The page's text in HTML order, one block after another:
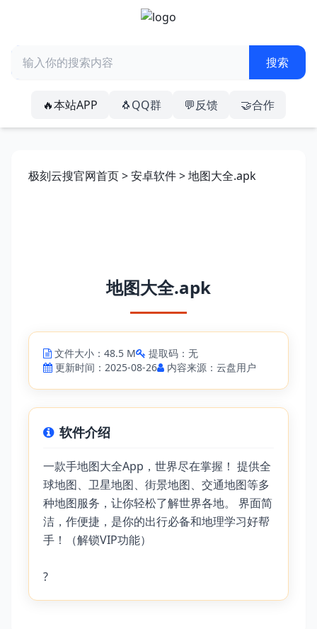
🔥本站APP 🐧QQ群 💬反馈 🤝合作
极刻云搜官网首页>安卓软件> 地图大全.apk
地图大全.apk
文件大小：48.5 M
提取码：无
更新时间：2025-08-26
内容来源：云盘用户
软件介绍
一款手地图大全App，世界尽在掌握！ 提供全
球地图、卫星地图、街景地图、交通地图等多
种地图服务，让你轻松了解世界各地。 界面简
洁，作便捷，是你的出行必备和地理学习好帮
手！（解锁VIP功能）
?